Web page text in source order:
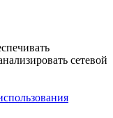
сетевой